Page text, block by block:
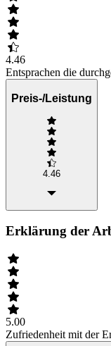
4.46
Entsprachen die
Preis-/Leistung
4.46
Erklärung der
5.00
Zufriedenheit mit der